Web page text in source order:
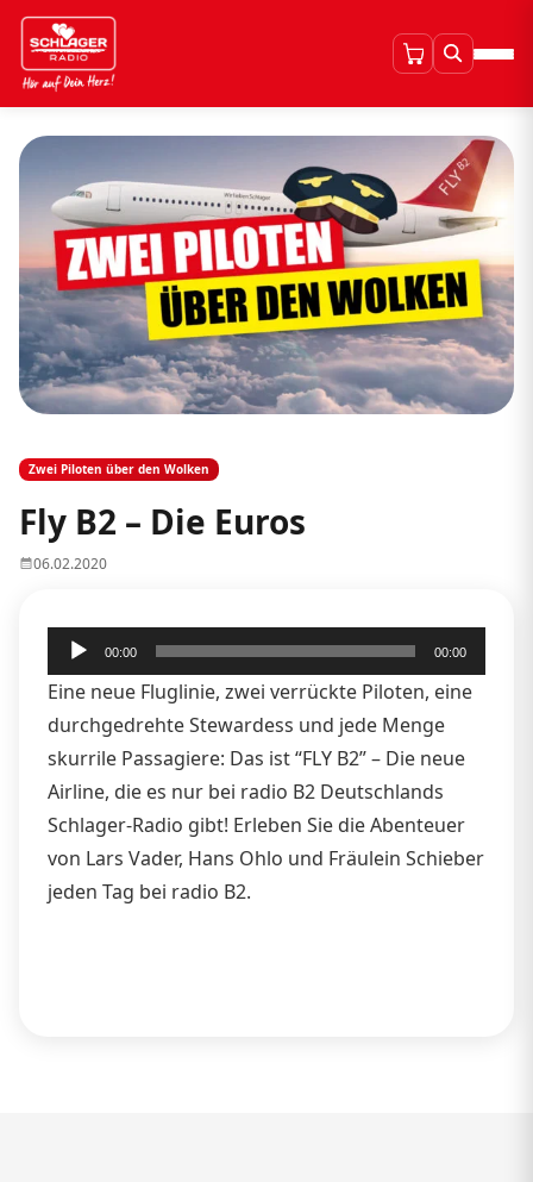
Zwei Piloten über den Wolken
Fly B2 – Die Euros
06.02.2020
Audio-
Player
00:00 00:00
Eine neue Fluglinie, zwei verrückte Piloten, eine
durchgedrehte Stewardess und jede Menge
skurrile Passagiere: Das ist “FLY B2” – Die neue
Airline, die es nur bei radio B2 Deutschlands
Schlager-Radio gibt! Erleben Sie die Abenteuer
von Lars Vader, Hans Ohlo und Fräulein Schieber
jeden Tag bei radio B2.